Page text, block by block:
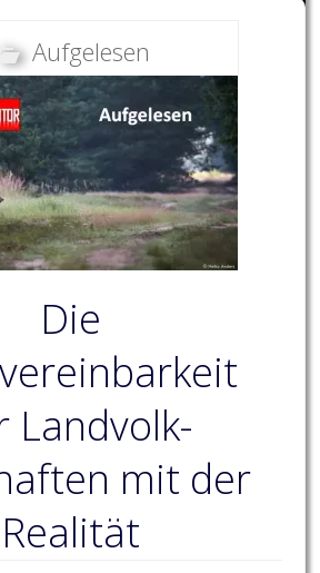
Aufgelesen
Die
Landvolk-
mit der
Realität